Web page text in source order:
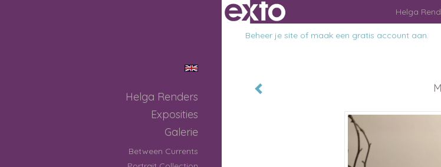
Helga
Beheer je site of maak een gratis account aan.
Helga Renders
Exposities
Galerie
Between Currents